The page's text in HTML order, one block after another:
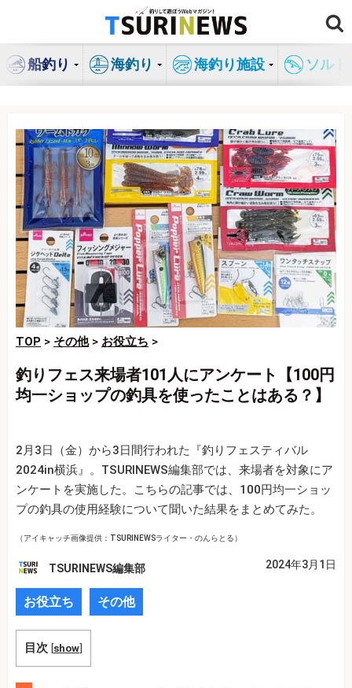
ン
船釣り 海釣り 海釣り施設 ソル
TOP > その他> お役立ち >
釣りフェス来場者101人にアンケート【100円
均一ショップの釣具を使ったことはある？】
2月3日（金）から3日間行われた『釣りフェスティバル
2024in横浜』。TSURINEWS編集部では、来場者を対象にア
ンケートを実施した。こちらの記事では、100円均一ショッ
プの釣具の使用経験について聞いた結果をまとめてみた。
（アイキャッチ画像提供：TSURINEWSライター・ のんらとる）
TSURINEWS編集部 2024年3月1日
お役立ち その他
目次 [show]